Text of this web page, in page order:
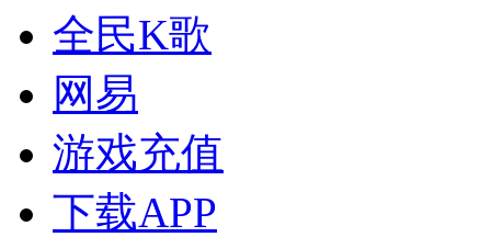
全民K歌
网易
游戏充值
下载APP